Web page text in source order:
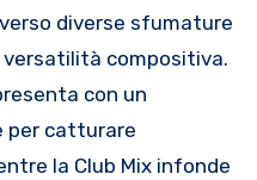
diverse sfumature
versatilità compositiva.
con un
per catturare
la Club Mix infonde